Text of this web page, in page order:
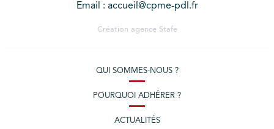
Email : accueil@cpme-pdl.fr
Création agence Stafe
QUI SOMMES-NOUS ?
POURQUOI ADHÉRER ?
ACTUALITÉS